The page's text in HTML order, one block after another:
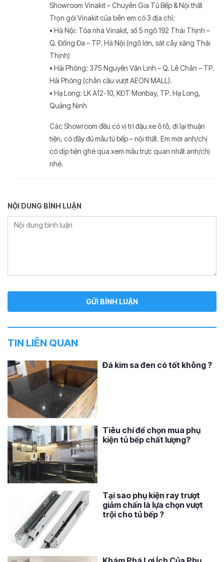
Showroom Vinakit – Chuyên Gia Tủ Bếp & Nội thất
Trọn gói Vinakit của bên em có 3 địa chỉ:
• Hà Nội: Tòa nhà Vinakit, số 5 ngõ 192 Thái Thịnh –
Q. Đống Đa – TP. Hà Nội (ngõ lớn, sát cây xăng Thái
Thịnh)
• Hải Phòng: 375 Nguyễn Văn Linh – Q. Lê Chân – TP.
Hải Phòng (chân cầu vượt AEON MALL).
• Hạ Long: LK A12-10, KĐT Monbay, TP. Hạ Long,
Quảng Ninh
Các Showroom đều có vị trí đậu xe ô tô, đi lại thuận
tiện, có đầy đủ mẫu tủ bếp – nội thất. Em mời anh/chị
có dịp tiện ghé qua xem mẫu trực quan nhất anh/chị
nhé.
NỘI DUNG BÌNH LUẬN
TIN LIÊN QUAN
Đá kim sa đen có tốt không ?
Tiêu chí để chọn mua phụ
kiện tủ bếp chất lượng?
Tại sao phụ kiện ray trượt
giảm chấn là lựa chọn vượt
trội cho tủ bếp ?